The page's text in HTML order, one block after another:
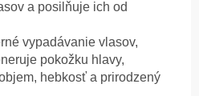
a posilňuje ich od
vypadávanie vlasov,
pokožku hlavy,
hebkosť a prirodzený